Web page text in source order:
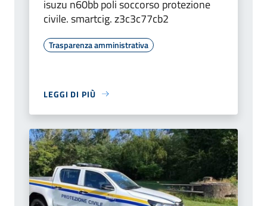
isuzu n60bb poli soccorso protezione
civile. smartcig. z3c3c77cb2
Trasparenza amministrativa
LEGGI DI PIÙ